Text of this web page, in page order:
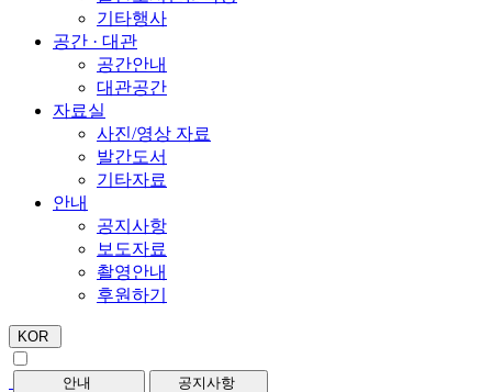
기타행사
공간 · 대관
공간안내
대관공간
자료실
사진/영상 자료
발간도서
기타자료
안내
공지사항
보도자료
촬영안내
후원하기
KOR
안내 공지사항